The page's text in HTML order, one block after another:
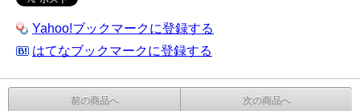
Yahoo!ブックマークに登録する
はてなブックマークに登録する
前の商品へ 次の商品へ